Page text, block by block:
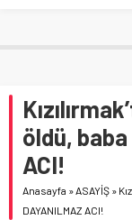
öldü, baba
ACI!
Anasayfa » ASAYİŞ »
DAYANILMAZ ACI!